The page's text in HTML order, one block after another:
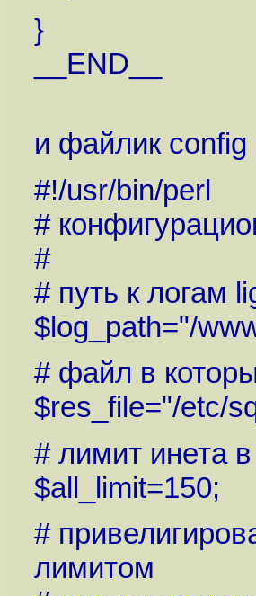
}
__END__
и файлик config
#!/usr/bin/perl
#
#
# путь к логам
$log_path="/
# файл в
$res_file="/etc/
# лимит инета
$all_limit=150;
#
лимитом